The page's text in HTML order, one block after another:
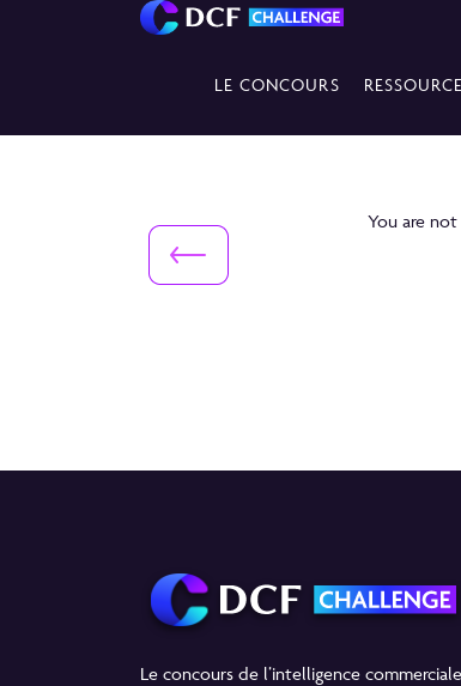
LE CONCOURS
You are
Le concours de l’intelligence commerciale